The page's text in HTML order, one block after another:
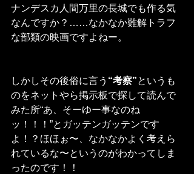
ナンデスカ人間万里の長城でも作る気
なんですか？……なかなか難解トラフ
な部類の映画ですよねー。
しかしその後俗に言う “考察”というも
のをネットやら掲示板で探して読んで
みた所“あ、そーゆー事なのね
ッ！！！”とガッテンガッテンです
よ！？ほほぉ〜、なかなかよく考えら
れているな〜というのがわかってしま
ったのです！！